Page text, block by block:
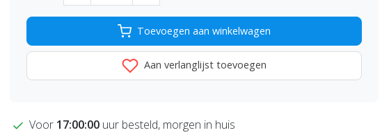
Toevoegen aan winkelwagen
Aan verlanglijst toevoegen
Voor 17:00:00 uur besteld, morgen in huis